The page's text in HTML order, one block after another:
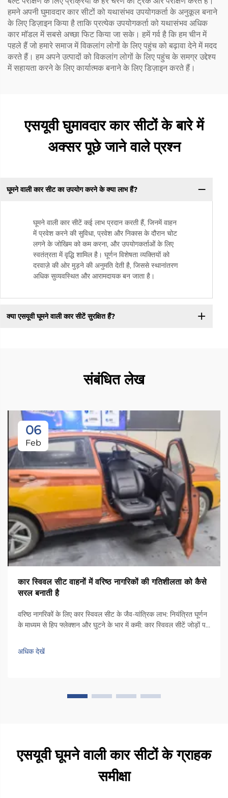
हमने अपनी घुमावदार कार सीटों को यथासंभव उपयोगकर्ता के अनुकूल बनाने
के लिए डिज़ाइन किया है ताकि प्रत्येक उपयोगकर्ता को यथासंभव अधिक
कार मॉडल में सबसे अच्छा फिट किया जा सके। हमें गर्व है कि हम चीन में
पहले हैं जो हमारे समाज में विकलांग लोगों के लिए पहुंच को बढ़ावा देने में मदद
करते हैं। हम अपने उत्पादों को विकलांग लोगों के लिए पहुंच के समग्र उद्देश्य
में सहायता करने के लिए कार्यात्मक बनाने के लिए डिज़ाइन करते हैं।
एसयूवी घुमावदार कार सीटों के बारे में
अक्सर पूछे जाने वाले प्रश्न
घूमने वाली कार सीट का उपयोग करने के क्या लाभ हैं?
घूमने वाली कार सीटें कई लाभ प्रदान करती हैं, जिनमें वाहन
में प्रवेश करने की सुविधा, प्रवेश और निकास के दौरान चोट
लगने के जोखिम को कम करना, और उपयोगकर्ताओं के लिए
स्वतंत्रता में वृद्धि शामिल है। घूर्णन विशेषता व्यक्तियों को
दरवाज़े की ओर मुड़ने की अनुमति देती है, जिससे स्थानांतरण
अधिक सुव्यवस्थित और आरामदायक बन जाता है।
क्या एसयूवी घूमने वाली कार सीटें सुरक्षित हैं?
संबंधित लेख
06
Feb
कार स्विवल सीट वाहनों में वरिष्ठ नागरिकों की गतिशीलता को कैसे
सरल बनाती है
वरिष्ठ नागरिकों के लिए कार स्विवल सीट के जैव-यांत्रिक लाभ: नियंत्रित घूर्णन
के माध्यम से हिप फ्लेक्शन और घुटने के भार में कमी: कार स्विवल सीटें जोड़ों पर
शरीर को दरवाज़े की ओर मोड़ने की अनुमति देती हैं। जब...
अधिक देखें
एसयूवी घूमने वाली कार सीटों के ग्राहक
समीक्षा